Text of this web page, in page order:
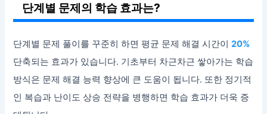
단계별 문제의 학습 효과는?
단계별 문제 풀이를 꾸준히 하면 평균 문제 해결 시간이20%
단축되는 효과가 있습니다. 기초부터 차근차근 쌓아가는 학습
방식은 문제 해결 능력 향상에 큰 도움이 됩니다. 또한 정기적
인 복습과 난이도 상승 전략을 병행하면 학습 효과가 더욱 증